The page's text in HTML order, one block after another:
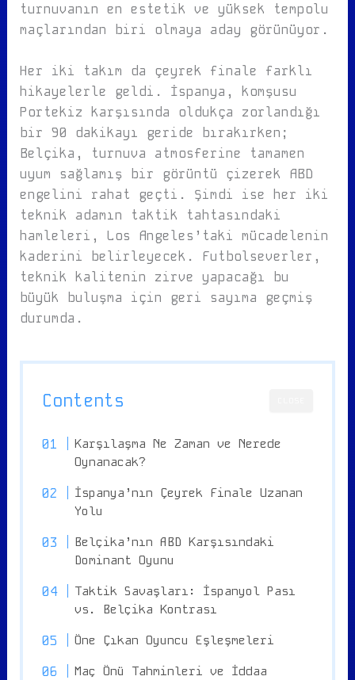
turnuvanın en estetik ve yüksek tempolu
maçlarından biri olmaya aday görünüyor.
Her iki takım da çeyrek finale farklı
hikayelerle geldi. İspanya, komşusu
Portekiz karşısında oldukça zorlandığı
bir 90 dakikayı geride bırakırken;
Belçika, turnuva atmosferine tamamen
uyum sağlamış bir görüntü çizerek ABD
engelini rahat geçti. Şimdi ise her iki
teknik adamın taktik tahtasındaki
hamleleri, Los Angeles’taki mücadelenin
kaderini belirleyecek. Futbolseverler,
teknik kalitenin zirve yapacağı bu
büyük buluşma için geri sayıma geçmiş
durumda.
Contents
Karşılaşma Ne Zaman ve Nerede
Oynanacak?
İspanya’nın Çeyrek Finale Uzanan
Yolu
Belçika’nın ABD Karşısındaki
Dominant Oyunu
Taktik Savaşları: İspanyol Pası
vs. Belçika Kontrası
Öne Çıkan Oyuncu Eşleşmeleri
Maç Önü Tahminleri ve İddaa